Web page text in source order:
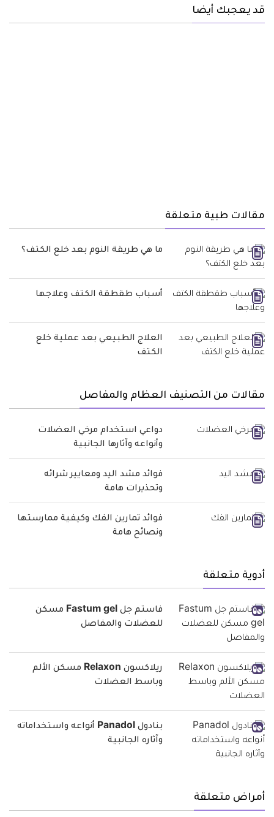
قد يعجبك أيضا
مقالات طبية متعلقة
ما هي طريقة النوم بعد خلع الكتف؟
أسباب طقطقة الكتف وعلاجها
العلاج الطبيعي بعد عملية خلع
الكتف
مقالات من التصنيف العظام والمفاصل
دواعي استخدام مرخي العضلات
وأنواعه وآثارها الجانبية
فوائد مشد اليد ومعايير شرائه
وتحذيرات هامة
فوائد تمارين الفك وكيفية ممارستها
ونصائح هامة
أدوية متعلقة
فاستم جل Fastum gel مسكن
للعضلات والمفاصل
ريلاكسون Relaxon مسكن الألم
وباسط العضلات
بنادول Panadol‬‏ أنواعه واستخداماته
وآثاره الجانبية
أمراض متعلقة